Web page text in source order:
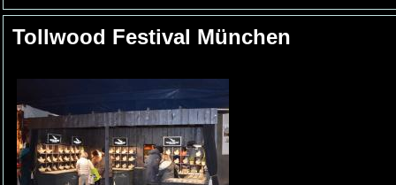
Tollwood Festival München